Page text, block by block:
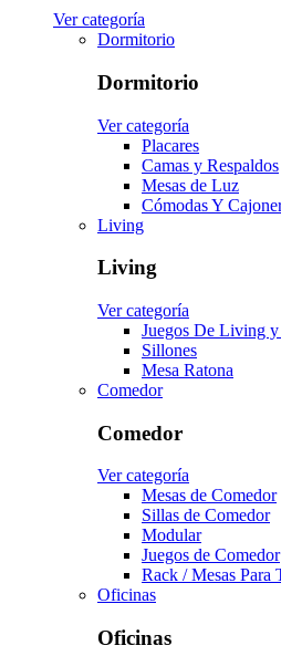
Ver categoría
Dormitorio
Dormitorio
Ver categoría
Placares
Camas y Respaldos
Mesas de Luz
Cómodas Y
Living
Living
Ver categoría
Juegos De Living
Sillones
Mesa Ratona
Comedor
Comedor
Ver categoría
Mesas de Comedor
Sillas de Comedor
Modular
Juegos de Comedor
Rack / Mesas Para
Oficinas
Oficinas